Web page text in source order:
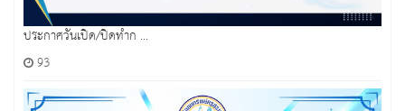
ประกาศวันเปิด/ปิดทำก ...
93